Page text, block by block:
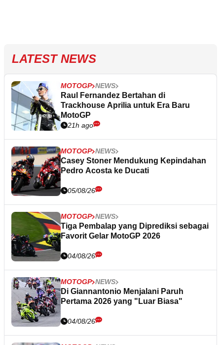
LATEST NEWS
MOTOGP NEWS
Raul Fernandez Bertahan di
Trackhouse Aprilia untuk Era Baru
MotoGP
21h ago
MOTOGP NEWS
Casey Stoner Mendukung Kepindahan
Pedro Acosta ke Ducati
05/08/26
MOTOGP NEWS
Tiga Pembalap yang Diprediksi sebagai
Favorit Gelar MotoGP 2026
04/08/26
MOTOGP NEWS
Di Giannantonio Menjalani Paruh
Pertama 2026 yang "Luar Biasa"
04/08/26